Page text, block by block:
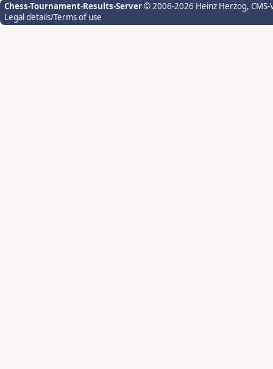
Chess-Tournament-Results-Server© 2006-2026 Heinz Herzog,
Legal details/Terms of use